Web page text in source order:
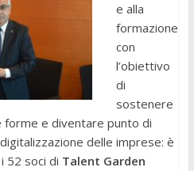
e alla
formazione
con
l’obiettivo
di
sostenere
forme e diventare punto di
delle imprese: è
52 soci di Talent Garden